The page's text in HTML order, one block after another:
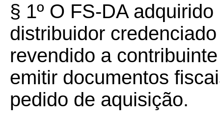
§ 1º O FS-DA
distribuidor
revendido a
emitir documentos
pedido de aquisição.